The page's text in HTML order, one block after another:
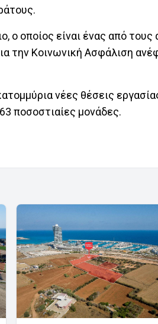
ο οποίος είναι ένας από
την Κοινωνική Ασφάλιση
νέες θέσεις
ποσοστιαίες μονάδες.